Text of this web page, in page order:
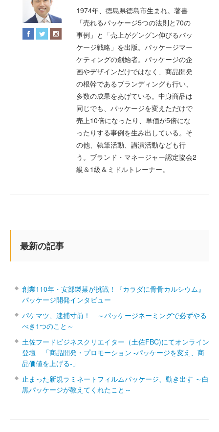
1974年、徳島県徳島市生まれ。著書
「売れるパッケージ5つの法則と70の
事例」と「売上がグングン伸びるパッ
ケージ戦略」を出版。パッケージマー
ケティングの創始者。パッケージの企
画やデザインだけではなく、商品開発
の根幹であるブランディングも行い、
多数の成果をあげている。中身商品は
同じでも、パッケージを変えただけで
売上10倍になったり、単価が5倍にな
ったりする事例を生み出している。そ
の他、執筆活動、講演活動なども行
う。ブランド・マネージャー認定協会2
級＆1級＆ミドルトレーナー。
最新の記事
創業110年・安部製菓が挑戦！『カラダに骨骨カルシウム』
パッケージ開発インタビュー
パケマツ、逮捕寸前！ ～パッケージネーミングで必ずやる
べき1つのこと～
土佐フードビジネスクリエイター（土佐FBC)にてオンライン
登壇 「商品開発・プロモーション ‐パッケージを変え、商
品価値を上げる‐」
止まった新規ラミネートフィルムパッケージ、動き出す ～白
黒パッケージが教えてくれたこと～